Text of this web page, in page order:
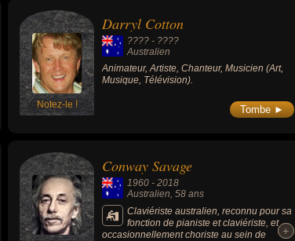
Notez-le !
Darryl Cotton
???? - ????
Australien
Animateur, Artiste, Chanteur, Musicien (Art,
Musique, Télévision).
Tombe ►
Conway Savage
1960 -2018
Australien , 58 ans
Claviériste australien, reconnu pour sa
fonction de pianiste et claviériste, et
occasionnellement choriste au sein de
+
+